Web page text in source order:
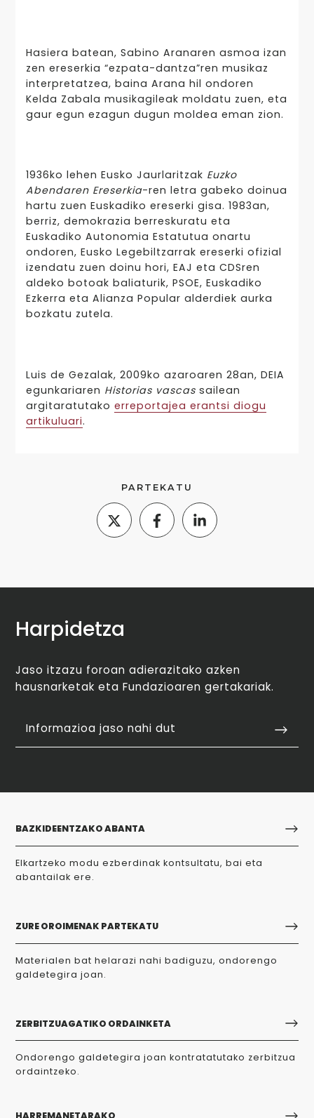
Hasiera batean, Sabino Aranaren asmoa izan
zen ereserkia “ezpata-dantza”ren musikaz
interpretatzea, baina Arana hil ondoren
Kelda Zabala musikagileak moldatu zuen, eta
gaur egun ezagun dugun moldea eman zion.
1936ko lehen Eusko Jaurlaritzak Euzko
Abendaren Ereserkia-ren letra gabeko doinua
hartu zuen Euskadiko ereserki gisa. 1983an,
berriz, demokrazia berreskuratu eta
Euskadiko Autonomia Estatutua onartu
ondoren, Eusko Legebiltzarrak ereserki ofizial
izendatu zuen doinu hori, EAJ eta CDSren
aldeko botoak baliaturik, PSOE, Euskadiko
Ezkerra eta Alianza Popular alderdiek aurka
bozkatu zutela.
Luis de Gezalak, 2009ko azaroaren 28an, DEIA
egunkariaren Historias vascassailean
argitaratutako erreportajea erantsi diogu
artikuluari.
PARTEKATU
Harpidetza
Jaso itzazu foroan adierazitako azken
hausnarketak eta Fundazioaren gertakariak.
Informazioa jaso nahi dut
BAZKIDEENTZAKO ABANTA
Elkartzeko modu ezberdinak kontsultatu, bai eta
abantailak ere.
ZURE OROIMENAK PARTEKATU
Materialen bat helarazi nahi badiguzu, ondorengo
galdetegira joan.
ZERBITZUAGATIKO ORDAINKETA
Ondorengo galdetegira joan kontratatutako zerbitzua
ordaintzeko.